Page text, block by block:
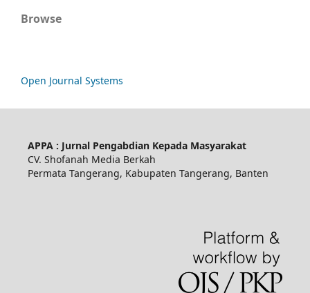
Browse
Open Journal Systems
APPA : Jurnal Pengabdian Kepada Masyarakat
CV. Shofanah Media Berkah
Permata Tangerang, Kabupaten Tangerang, Banten